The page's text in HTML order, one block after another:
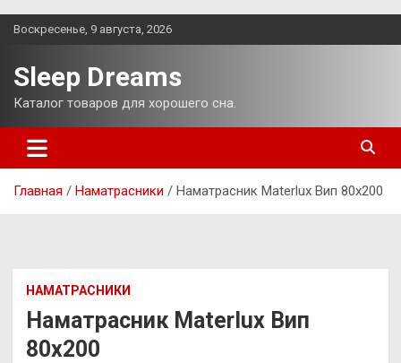
Перейти
Воскресенье, 9 августа, 2026
Sleep Dreams
Каталог товаров для хорошего сна.
Главная Наматрасники Наматрасник Materlux Вип 80х200
НАМАТРАСНИКИ
Наматрасник Materlux Вип
80х200